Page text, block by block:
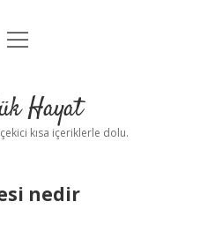
Uyarı
menüyü
Hayat
kısa içeriklerle dolu.
nedir